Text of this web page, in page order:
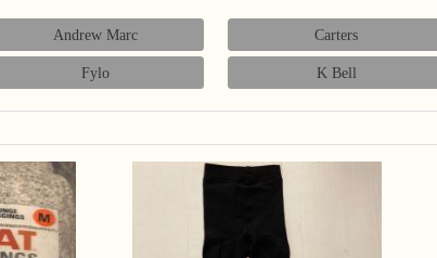
Andrew Marc Carters
Fylo K Bell